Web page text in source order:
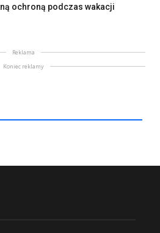
ochroną podczas wakacji
Reklama
Koniec reklamy